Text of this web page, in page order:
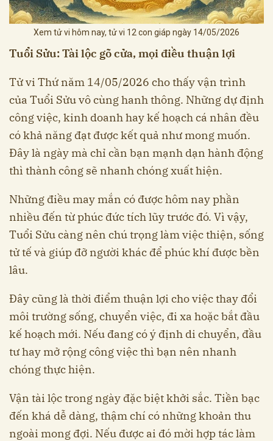
Xem tử vi hôm nay, tử vi 12 con giáp ngày 14/05/2026
Tuổi Sửu: Tài lộc gõ cửa, mọi điều thuận lợi
Tử vi Thứ năm 14/05/2026 cho thấy vận trình
của Tuổi Sửu vô cùng hanh thông. Những dự định
công việc, kinh doanh hay kế hoạch cá nhân đều
có khả năng đạt được kết quả như mong muốn.
Đây là ngày mà chỉ cần bạn mạnh dạn hành động
thì thành công sẽ nhanh chóng xuất hiện.
Những điều may mắn có được hôm nay phần
nhiều đến từ phúc đức tích lũy trước đó. Vì vậy,
Tuổi Sửu càng nên chú trọng làm việc thiện, sống
tử tế và giúp đỡ người khác để phúc khí được bền
lâu.
Đây cũng là thời điểm thuận lợi cho việc thay đổi
môi trường sống, chuyển việc, đi xa hoặc bắt đầu
kế hoạch mới. Nếu đang có ý định di chuyển, đầu
tư hay mở rộng công việc thì bạn nên nhanh
chóng thực hiện.
Vận tài lộc trong ngày đặc biệt khởi sắc. Tiền bạc
đến khá dễ dàng, thậm chí có những khoản thu
ngoài mong đợi. Nếu được ai đó mời hợp tác làm